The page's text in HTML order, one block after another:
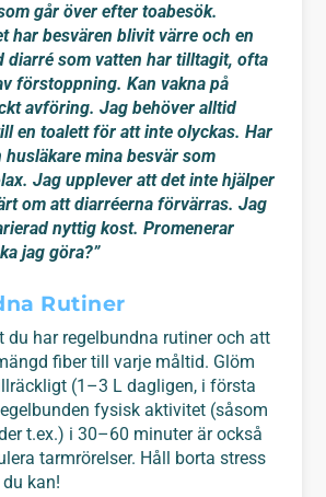
går över efter toabesök.
har besvären blivit värre och en
diarré som vatten har tilltagit, ofta
förstoppning. Kan vakna på
avföring. Jag behöver alltid
en toalett för att inte olyckas. Har
mina besvär som
Jag upplever att det inte hjälper
om att diarréerna förvärras. Jag
nyttig kost. Promenerar
jag göra?”
Rutiner
du har regelbundna rutiner och att
fiber till varje måltid. Glöm
(1–3 L dagligen, i första
fysisk aktivitet (såsom
t.ex.) i 30–60 minuter är också
tarmrörelser. Håll borta stress
kan!